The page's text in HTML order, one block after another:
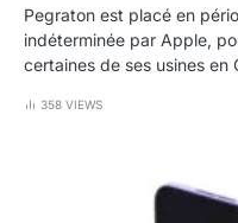
Pegraton est placé en
indéterminée par Apple,
certaines de ses usines en
358 VIEWS